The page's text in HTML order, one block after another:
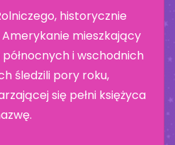
historycznie
mieszkający
i wschodnich
śledzili pory roku,
się pełni księżyca